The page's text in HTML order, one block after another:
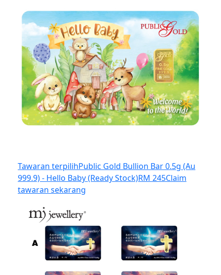
Tawaran terpilihPublic Gold Bullion Bar 0.5g (Au
999.9) - Hello Baby (Ready Stock)RM 245Claim
tawaran sekarang